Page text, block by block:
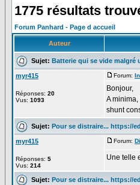
1775 résultats
Forum Panhard - Page d accueil
Auteur
Sujet: Batterie qui se vide malgré
myr415
Réponses: 20
Vus: 1093
Forum:
Bonjour,
A
shunt
Sujet: Pour se distraire... https://
myr415
Réponses: 5
Vus: 214
Forum:
Une telle
Sujet: Pour se distraire... https://